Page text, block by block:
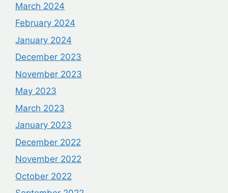
March 2024
February 2024
January 2024
December 2023
November 2023
May 2023
March 2023
January 2023
December 2022
November 2022
October 2022